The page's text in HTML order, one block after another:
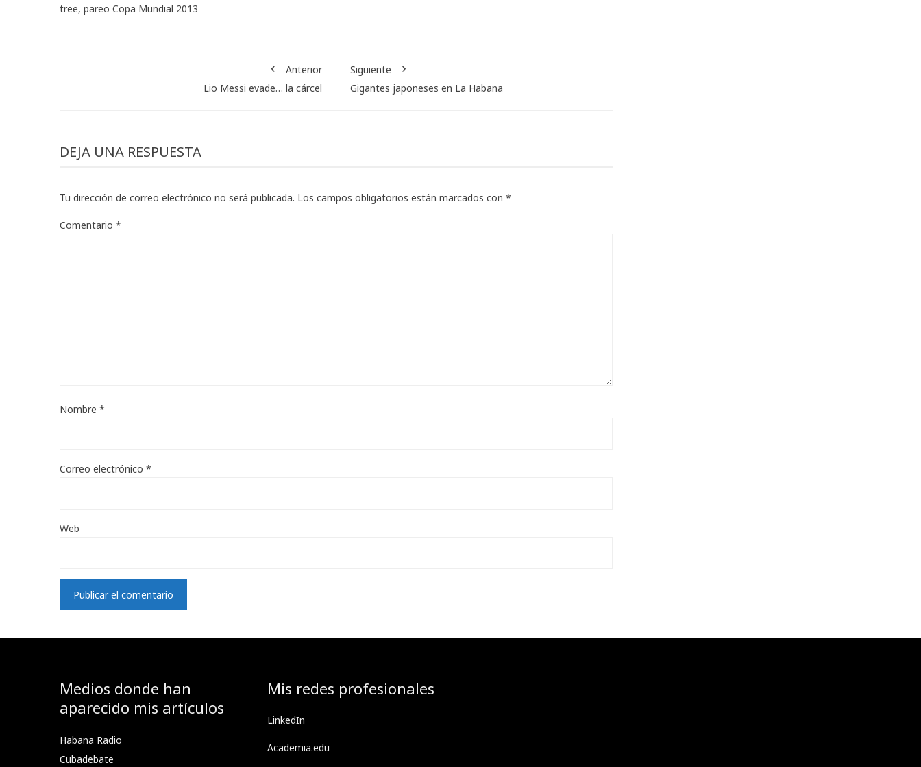
tree, pareo Copa Mundial 2013
Anterior
Lio Messi evade… la cárcel
Siguiente
Gigantes japoneses en La Habana
DEJA UNA RESPUESTA
Tu dirección de correo electrónico no será publicada. Los campos obligatorios están marcados con *
Comentario *
Nombre *
Correo electrónico *
Web
Medios donde han
aparecido mis artículos
Habana Radio
Cubadebate
Mis redes profesionales
LinkedIn
Academia.edu